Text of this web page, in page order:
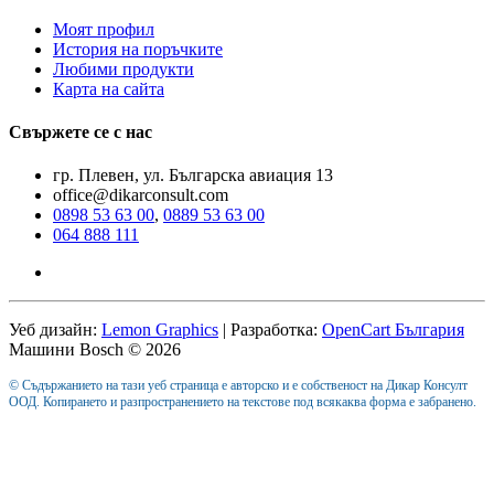
Моят профил
История на поръчките
Любими продукти
Карта на сайта
Свържете се с нас
гр. Плевен, ул. Българска авиация 13
office@dikarconsult.com
0898 53 63 00, 0889 53 63 00
064 888 111
Уеб дизайн: Lemon Graphics | Разработка: OpenCart България
Машини Bosch © 2026
© Съдържанието на тази уеб страница е авторско и е собственост на Дикар Консулт
ООД. Копирането и разпространението на текстове под всякаква форма е забранено.